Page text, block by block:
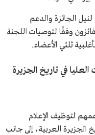
الجائزة والدعم
وفقًا لتوصيات اللجنة
ثلثي الأعضاء.
في تاريخ الجزيرة
لتوظيف الإعلام
الجزيرة العربية، إلى جانب